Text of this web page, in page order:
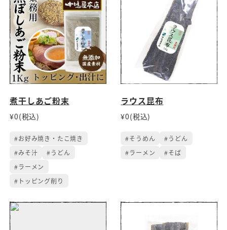
煮干しあご粉末
¥0(税込)
#お好み焼き・たこ焼き
#みそ汁
#うどん
#ラーメン
#トッピング削り
ラウス昆布
¥0(税込)
#そうめん
#うどん
#ラーメン
#そば